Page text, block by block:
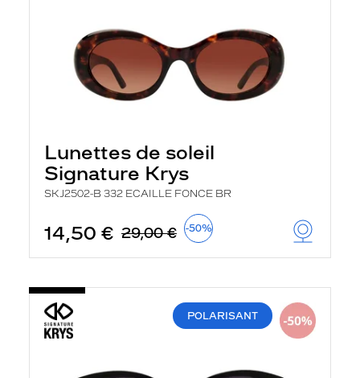
Lunettes de soleil
Signature Krys
SKJ2502-B 332 ECAILLE FONCE BR
14,50 € 29,00 € -50%
POLARISANT